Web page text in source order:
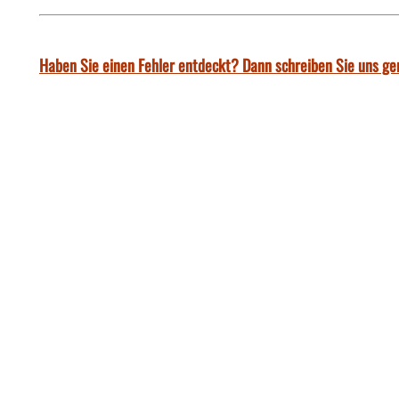
Haben Sie einen Fehler entdeckt? Dann schreiben Sie uns